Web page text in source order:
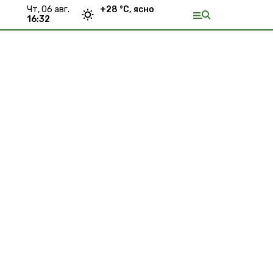
чт, 06 авг.
16:32
+28 °С, ясно